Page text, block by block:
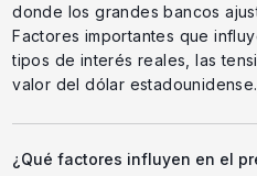
donde los grandes bancos
Factores importantes que
tipos de interés reales, las
valor del dólar estadounidense.
¿Qué factores influyen en el